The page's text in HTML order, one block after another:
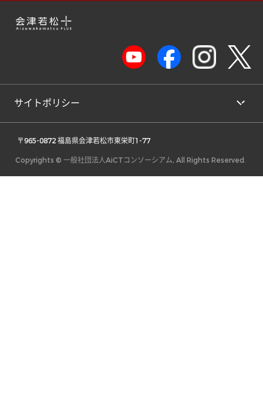
サイトポリシー
〒965-0872 福島県会津若松市東栄町1-77
Copyrights © 一般社団法人AiCTコンソーシアム, All Rights Reserved.